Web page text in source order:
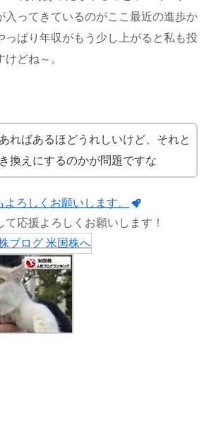
入ってきているのがここ最近の進歩か
っぱり年収がもう少し上がると私も投
どね～。
ればあるほどうれしいけど、それと
換えにするのかが問題ですな
ろしくお願いします。
応援よろしくお願いします！